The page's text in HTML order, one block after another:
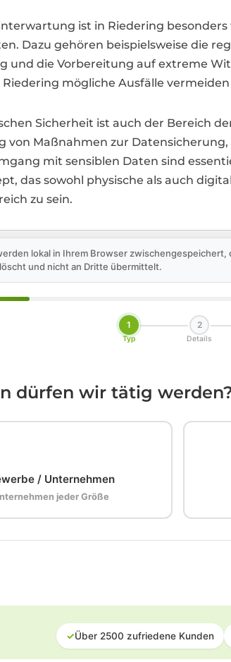
ist in Riedering
Dazu gehören beispielsweise die
und die Vorbereitung auf extreme
mögliche Ausfälle
Sicherheit ist auch der Bereich
von Maßnahmen zur
mit sensiblen Daten sind
das sowohl physische als auch
zu sein.
lokal in Ihrem Browser
und nicht an Dritte übermittelt.
1
Typ
2
Details
dürfen wir tätig
/ Unternehmen
jeder Größe
✓Über 2500 zufriedene Kunden